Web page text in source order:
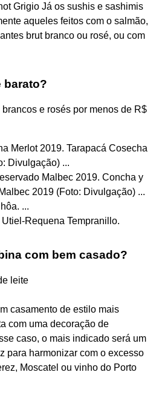
Grigio Já os sushis e sashimis
aqueles feitos com o salmão,
brut branco ou rosé, ou com
barato?
e rosés por menos de R$
Merlot 2019. Tarapacá Cosecha
Divulgação) ...
Malbec 2019. Concha y
2019 (Foto: Divulgação) ...
...
Utiel-Requena Tempranillo.
com bem casado?
leite
casamento de estilo mais
com uma decoração de
caso, o mais indicado será um
para harmonizar com o excesso
Moscatel ou vinho do Porto